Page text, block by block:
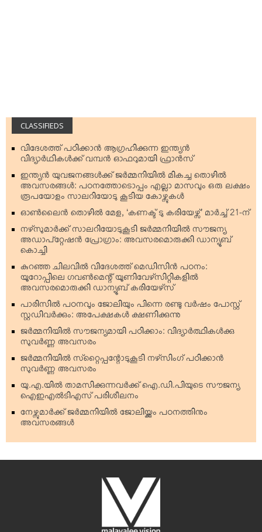
CLASSIFIEDS
വിദേശത്ത് പഠിക്കാന്‍ ആഗ്രഹിക്കുന്ന ഇന്ത്യന്‍
വിദ്യാര്‍ഥികള്‍ക്ക് വമ്പന്‍ ഓഫറുമായി ഫ്രാന്‍സ്
ഇന്ത്യന്‍ യുവജനങ്ങള്‍ക്ക് ജര്‍മ്മനിയില്‍ മികച്ച തൊഴില്‍
അവസരങ്ങള്‍: പഠനത്തോടൊപ്പം എല്ലാ മാസവും ഒരു ലക്ഷം
രൂപയോളം സാലറിയോടു കൂടിയ കോഴ്സുകള്‍
ഓണ്‍ലൈന്‍ തൊഴില്‍ മേള, ‘കണക്ട് ടു കരിയേഴ്സ്’ മാര്‍ച്ച് 21-ന്
നഴ്‌സുമാര്‍ക്ക് സാലറിയോടുകൂടി ജര്‍മ്മനിയില്‍ സൗജന്യ
അഡാപ്റ്റേഷന്‍ പ്രോഗ്രാം: അവസരമൊരുക്കി ഡാന്യൂബ്
കൊച്ചി
കുറഞ്ഞ ചിലവില്‍ വിദേശത്ത് മെഡിസിന്‍ പഠനം:
യൂറോപ്പിലെ ഗവണ്‍മെന്റ് യൂണിവേഴ്‌സിറ്റികളില്‍
അവസരമൊരുക്കി ഡാന്യൂബ് കരിയേഴ്‌സ്
പാരിസില്‍ പഠനവും ജോലിയും പിന്നെ രണ്ടു വര്‍ഷം പോസ്റ്റ്
സ്റ്റഡിവര്‍ക്കും: അപേക്ഷകള്‍ ക്ഷണിക്കുന്നു
ജര്‍മ്മനിയില്‍ സൗജന്യമായി പഠിക്കാം: വിദ്യാര്‍ത്ഥികള്‍ക്കു
സുവര്‍ണ്ണ അവസരം
ജര്‍മ്മനിയില്‍ സ്‌റ്റൈപ്പന്റോടുകൂടി നഴ്‌സിംഗ് പഠിക്കാന്‍
സുവര്‍ണ്ണ അവസരം
യു.എ.യില്‍ താമസിക്കുന്നവര്‍ക്ക് ഐ.ഡി.പിയുടെ സൗജന്യ
ഐഇഎല്‍ടിഎസ് പരിശീലനം
നേഴ്സുമാര്‍ക്ക് ജര്‍മ്മനിയില്‍ ജോലിയ്ക്കും പഠനത്തിനും
അവസരങ്ങള്‍